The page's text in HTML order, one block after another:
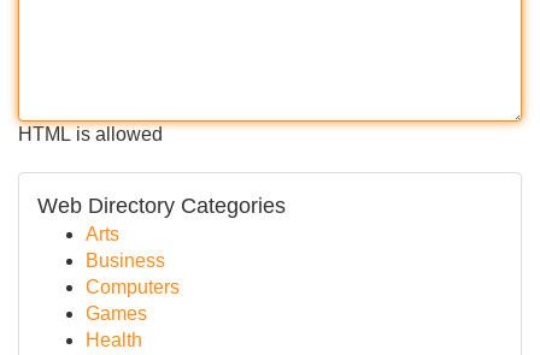
HTML is allowed
Web Directory Categories
Arts
Business
Computers
Games
Health